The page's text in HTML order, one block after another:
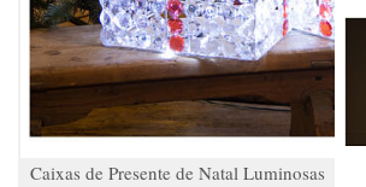
Caixas de Presente de Natal Luminosas